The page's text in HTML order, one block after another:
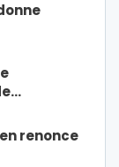
renonce